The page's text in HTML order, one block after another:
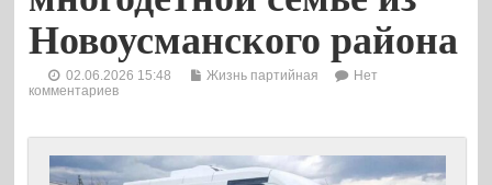
Новоусманского района
02.06.2026 15:48 Жизнь партийная
Нет
комментариев